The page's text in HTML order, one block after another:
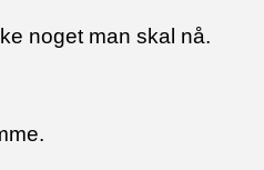
noget man skal nå.